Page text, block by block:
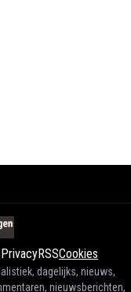
PrivacyRSSCookies
dagelijks, nieuws,
nieuwsberichten,